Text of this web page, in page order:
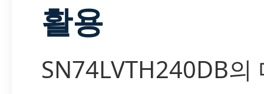
활용
SN74LVTH240DB의